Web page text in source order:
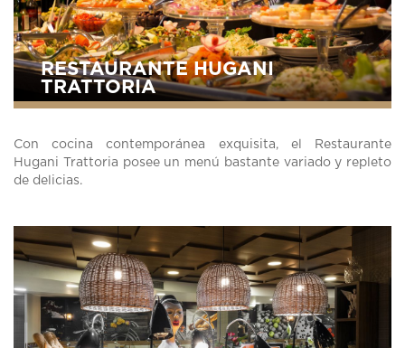
RESTAURANTE HUGANI
TRATTORIA
Con cocina contemporánea exquisita, el Restaurante
Hugani Trattoria posee un menú bastante variado y repleto
de delicias.